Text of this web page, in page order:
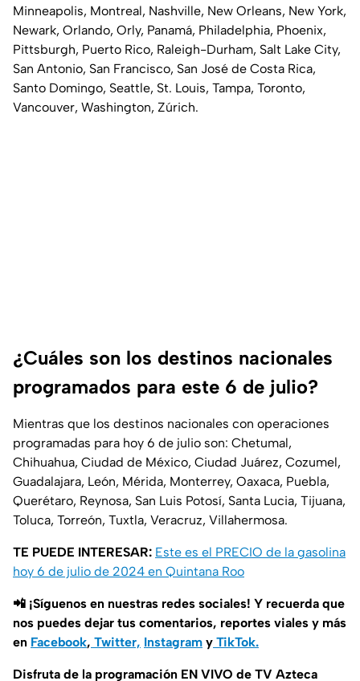
Minneapolis, Montreal, Nashville, New Orleans, New York,
Newark, Orlando, Orly, Panamá, Philadelphia, Phoenix,
Pittsburgh, Puerto Rico, Raleigh-Durham, Salt Lake City,
San Antonio, San Francisco, San José de Costa Rica,
Santo Domingo, Seattle, St. Louis, Tampa, Toronto,
Vancouver, Washington, Zúrich.
¿Cuáles son los destinos nacionales
programados para este 6 de julio?
Mientras que los destinos nacionales con operaciones
programadas para hoy 6 de julio son: Chetumal,
Chihuahua, Ciudad de México, Ciudad Juárez, Cozumel,
Guadalajara, León, Mérida, Monterrey, Oaxaca, Puebla,
Querétaro, Reynosa, San Luis Potosí, Santa Lucia, Tijuana,
Toluca, Torreón, Tuxtla, Veracruz, Villahermosa.
TE PUEDE INTERESAR: Este es el PRECIO de la gasolina
hoy 6 de julio de 2024 en Quintana Roo
📲 ¡Síguenos en nuestras redes sociales! Y recuerda que
nos puedes dejar tus comentarios, reportes viales y más
en Facebook, Twitter, Instagram y TikTok.
Disfruta de la programación EN VIVO de TV Azteca